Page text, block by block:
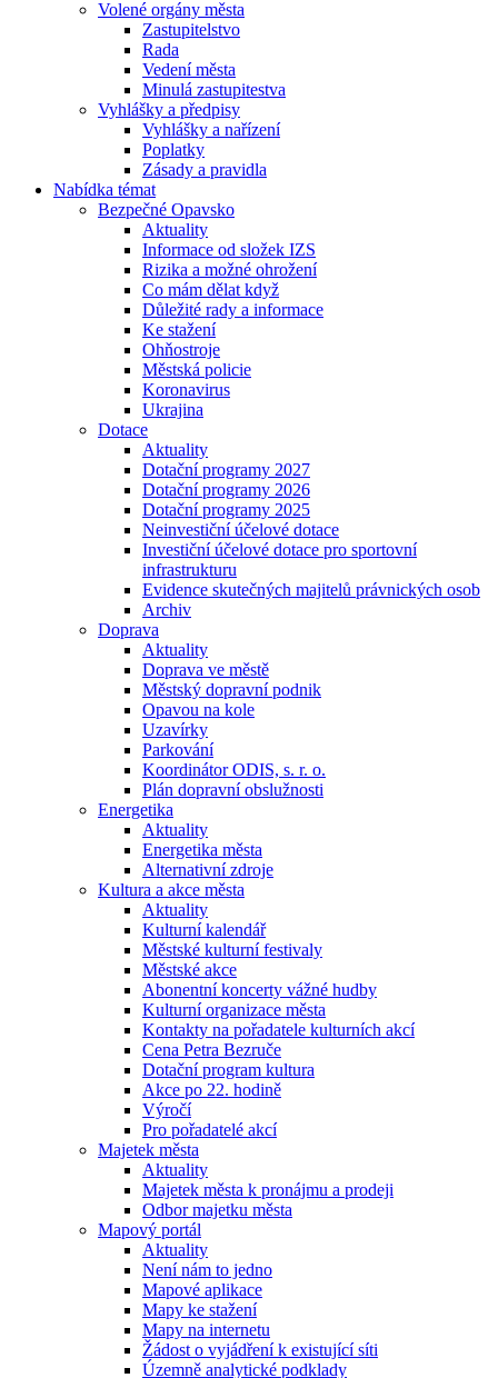
Volené orgány města
Zastupitelstvo
Rada
Vedení města
Minulá zastupitestva
Vyhlášky a předpisy
Vyhlášky a nařízení
Poplatky
Zásady a pravidla
Nabídka témat
Bezpečné Opavsko
Aktuality
Informace od složek IZS
Rizika a možné ohrožení
Co mám dělat když
Důležité rady a informace
Ke stažení
Ohňostroje
Městská policie
Koronavirus
Ukrajina
Dotace
Aktuality
Dotační programy 2027
Dotační programy 2026
Dotační programy 2025
Neinvestiční účelové dotace
Investiční účelové dotace pro sportovní
infrastrukturu
Evidence skutečných majitelů právnických osob
Archiv
Doprava
Aktuality
Doprava ve městě
Městský dopravní podnik
Opavou na kole
Uzavírky
Parkování
Koordinátor ODIS, s. r. o.
Plán dopravní obslužnosti
Energetika
Aktuality
Energetika města
Alternativní zdroje
Kultura a akce města
Aktuality
Kulturní kalendář
Městské kulturní festivaly
Městské akce
Abonentní koncerty vážné hudby
Kulturní organizace města
Kontakty na pořadatele kulturních akcí
Cena Petra Bezruče
Dotační program kultura
Akce po 22. hodině
Výročí
Pro pořadatelé akcí
Majetek města
Aktuality
Majetek města k pronájmu a prodeji
Odbor majetku města
Mapový portál
Aktuality
Není nám to jedno
Mapové aplikace
Mapy ke stažení
Mapy na internetu
Žádost o vyjádření k existující síti
Územně analytické podklady